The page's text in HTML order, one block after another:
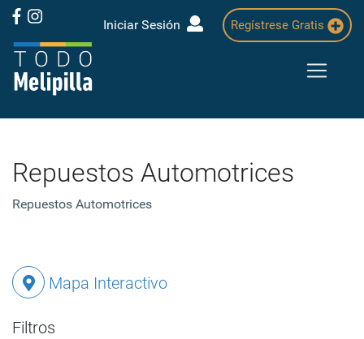
Iniciar Sesión Regístrese Gratis
Repuestos Automotrices
Repuestos Automotrices
Mapa Interactivo
Filtros